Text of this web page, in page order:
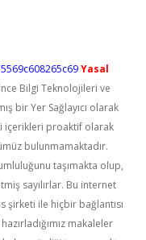
Yasal
Bilgi Teknolojileri ve
bir Yer Sağlayıcı olarak
içerikleri proaktif olarak
bulunmamaktadır.
taşımakta olup,
sayılırlar. Bu internet
şirketi ile hiçbir bağlantısı
makaleler